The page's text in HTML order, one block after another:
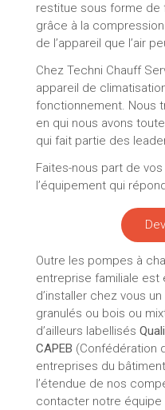
restitue sous forme de
grâce à la
de l’appareil que l’air
Chez Techni Chauff
appareil de
fonctionnement. Nous
en qui nous avons
qui fait partie des
Faites-nous part de
l’équipement qui
Outre les pompes à
entreprise familiale est
d’installer chez vous
granulés ou bois ou
d’ailleurs labellisés
CAPEB (Confédération
entreprises du
l’étendue de nos
contacter notre